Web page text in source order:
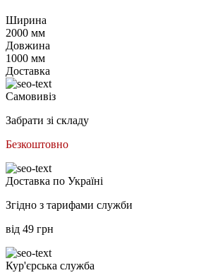
Ширина
2000 мм
Довжина
1000 мм
Доставка
Самовивіз
Забрати зі складу
Безкоштовно
Доставка по Україні
Згідно з тарифами служби
від 49 грн
Кур'єрська служба